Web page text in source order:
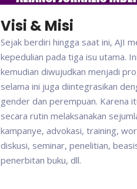
Visi & Misi
Sejak berdiri hingga saat ini, AJI
kepedulian pada tiga isu utama.
kemudian diwujudkan menjadi
selama ini juga diintegrasikan
gender dan perempuan. Karena
secara rutin melaksanakan
kampanye, advokasi, training,
diskusi, seminar, penelitian,
penerbitan buku, dll.